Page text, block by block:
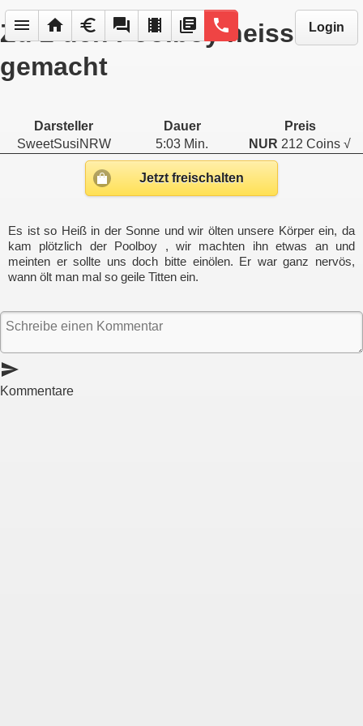
menu home euro forum local_movies library_books phone Login
Zu 2 den Poolboy heiss
gemacht
Darsteller Dauer
Preis
SweetSusiNRW
5:03 Min. NUR 212 Coins √
Jetzt freischalten
Es ist so Heiß in der Sonne und wir ölten unsere Körper ein, da
kam plötzlich der Poolboy , wir machten ihn etwas an und
meinten er sollte uns doch bitte einölen. Er war ganz nervös,
wann ölt man mal so geile Titten ein.
send
Kommentare